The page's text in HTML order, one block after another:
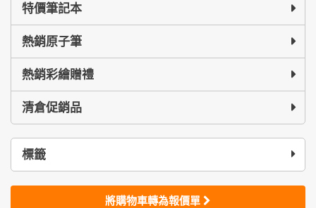
特價筆記本
熱銷原子筆
熱銷彩繪贈禮
清倉促銷品
標籤
將購物車轉為報價單